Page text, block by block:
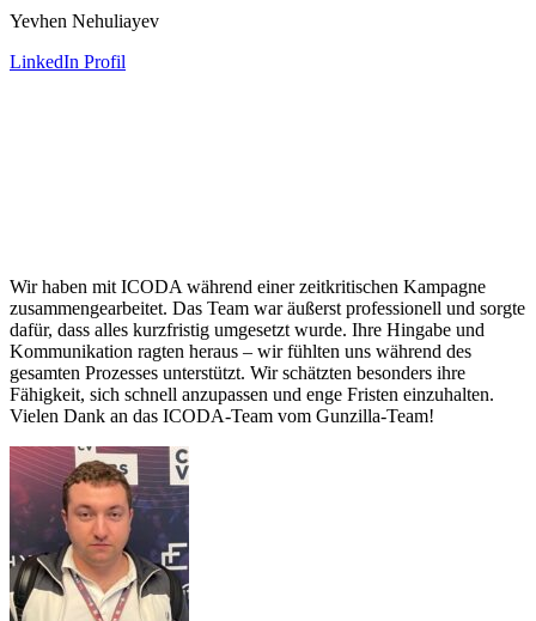
Yevhen Nehuliayev
LinkedIn Profil
Wir haben mit ICODA während einer zeitkritischen Kampagne
zusammengearbeitet. Das Team war äußerst professionell und sorgte
dafür, dass alles kurzfristig umgesetzt wurde. Ihre Hingabe und
Kommunikation ragten heraus – wir fühlten uns während des
gesamten Prozesses unterstützt. Wir schätzten besonders ihre
Fähigkeit, sich schnell anzupassen und enge Fristen einzuhalten.
Vielen Dank an das ICODA-Team vom Gunzilla-Team!